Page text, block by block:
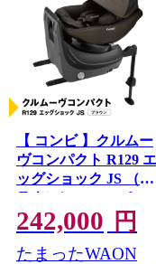
みらい平駅周辺では
ンションやショッピ
いまちづくり進んで
【 コンビ 】クルムー
ヴコンパクト R129 エ
ッグショック JS （ブ
ラウン）119672 チャ
イルドシート ジュニ
アシート ISOFIX R129
新生児 1歳 2歳 3歳 ベ
242,000 円
たまったWAON